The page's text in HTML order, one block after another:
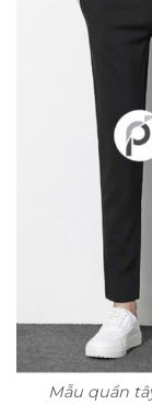
Mẫu quần